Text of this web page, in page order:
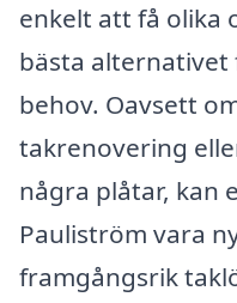
enkelt att få olika
bästa alternativet
behov. Oavsett
takrenovering
några plåtar, kan
Pauliström vara
framgångsrik